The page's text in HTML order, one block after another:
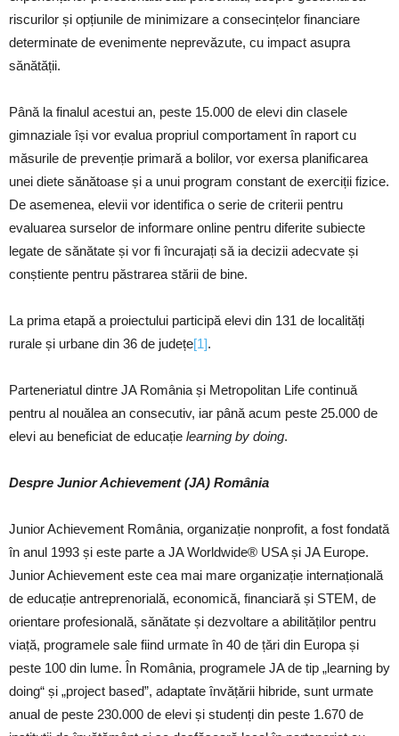
riscurilor și opțiunile de minimizare a consecințelor financiare
determinate de evenimente neprevăzute, cu impact asupra
sănătății.
Până la finalul acestui an, peste 15.000 de elevi din clasele
gimnaziale își vor evalua propriul comportament în raport cu
măsurile de prevenție primară a bolilor, vor exersa planificarea
unei diete sănătoase și a unui program constant de exerciții fizice.
De asemenea, elevii vor identifica o serie de criterii pentru
evaluarea surselor de informare online pentru diferite subiecte
legate de sănătate și vor fi încurajați să ia decizii adecvate și
conștiente pentru păstrarea stării de bine.
La prima etapă a proiectului participă elevi din 131 de localități
rurale și urbane din 36 de județe[1].
Parteneriatul dintre JA România și Metropolitan Life continuă
pentru al nouălea an consecutiv, iar până acum peste 25.000 de
elevi au beneficiat de educație learning by doing.
Despre Junior Achievement (JA) România
Junior Achievement România, organizație nonprofit, a fost fondată
în anul 1993 și este parte a JA Worldwide® USA și JA Europe.
Junior Achievement este cea mai mare organizație internațională
de educație antreprenorială, economică, financiară și STEM, de
orientare profesională, sănătate și dezvoltare a abilităților pentru
viață, programele sale fiind urmate în 40 de țări din Europa și
peste 100 din lume. În România, programele JA de tip „learning by
doing“ și „project based”, adaptate învățării hibride, sunt urmate
anual de peste 230.000 de elevi și studenți din peste 1.670 de